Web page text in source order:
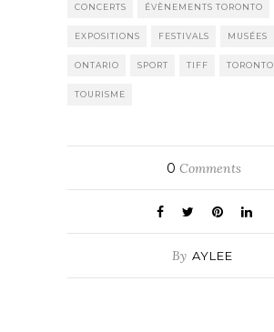
CONCERTS ÉVÈNEMENTS TORONTO
EXPOSITIONS FESTIVALS MUSÉES
ONTARIO SPORT TIFF TORONTO
TOURISME
0 Comments
By AYLEE